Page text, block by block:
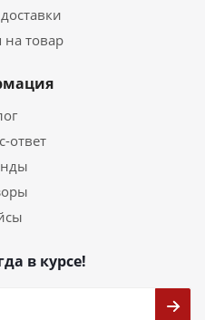
на товар
ответ
в курсе!